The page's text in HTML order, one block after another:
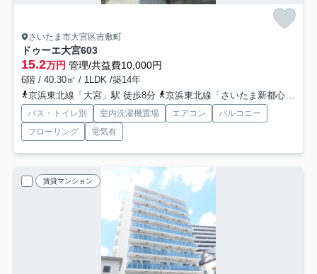
さいたま市大宮区吉敷町
ドゥーエ大宮603
15.2万円 管理/共益費10,000円
6階 / 40.30㎡ / 1LDK /築14年
京浜東北線「大宮」駅 徒歩8分
京浜東北線「さいたま新都心」駅 徒歩15分
バス・トイレ別 室内洗濯機置場 エアコン
バルコニー
フローリング
電気有
賃貸マンション